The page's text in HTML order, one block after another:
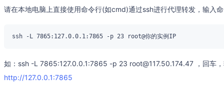
请在本地电脑上直接使用命令行(如cmd)通过ssh进行代理转发，输入
如：ssh -L 7865:127.0.0.1:7865 -p 23 root@117.50.174.47 ，回车
http://127.0.0.1:7865